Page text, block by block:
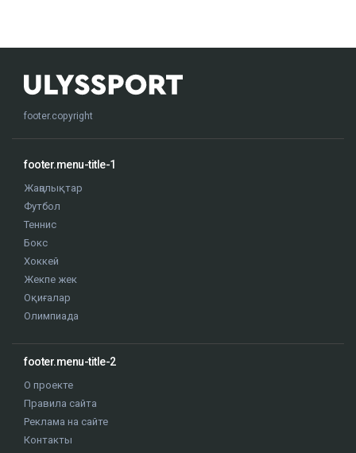
footer.copyright
footer.menu-title-1
Жаңалықтар
Футбол
Теннис
Бокс
Хоккей
Жекпе жек
Оқиғалар
Олимпиада
footer.menu-title-2
О проекте
Правила сайта
Реклама на сайте
Контакты